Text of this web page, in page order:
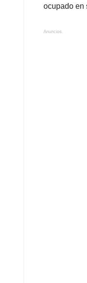
ocupado en
Anuncios.